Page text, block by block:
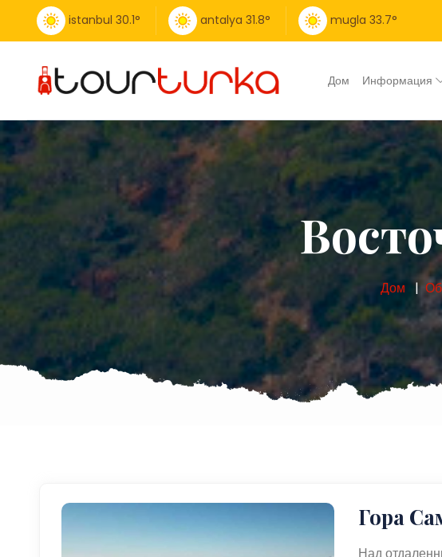
istanbul 30.1° antalya 31.8° mugla 33.7°
Дом Информация
Дом
Гора